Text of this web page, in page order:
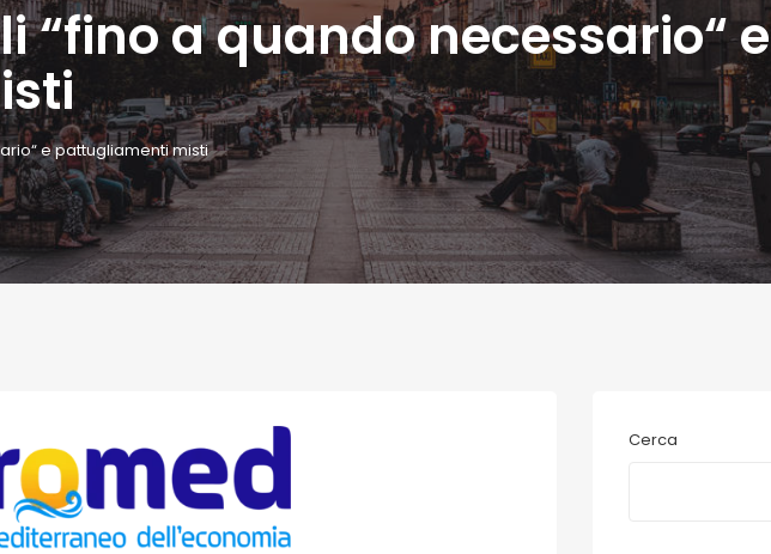
“fino a quando necessario“ e
e pattugliamenti misti
Cerca